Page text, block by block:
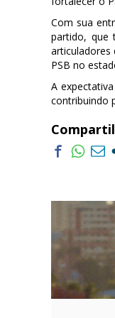
Com sua
partido, que
articuladores
PSB no
A
contribuindo